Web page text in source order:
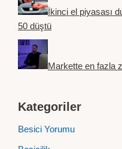
İkinci el piyasası
50 düştü
Markette en fazla
Kategoriler
Besici Yorumu